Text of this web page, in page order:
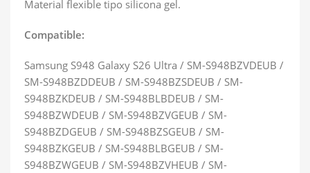
Material flexible tipo silicona gel.
Compatible:
Samsung S948 Galaxy S26 Ultra / SM-S948BZVDEUB /
SM-S948BZDDEUB / SM-S948BZSDEUB / SM-
S948BZKDEUB / SM-S948BLBDEUB / SM-
S948BZWDEUB / SM-S948BZVGEUB / SM-
S948BZDGEUB / SM-S948BZSGEUB / SM-
S948BZKGEUB / SM-S948BLBGEUB / SM-
S948BZWGEUB / SM-S948BZVHEUB / SM-